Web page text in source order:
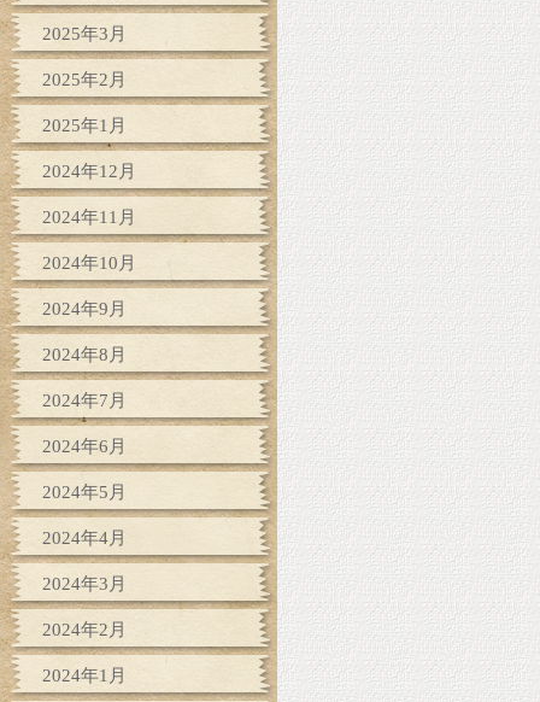
2025年3月
2025年2月
2025年1月
2024年12月
2024年11月
2024年10月
2024年9月
2024年8月
2024年7月
2024年6月
2024年5月
2024年4月
2024年3月
2024年2月
2024年1月